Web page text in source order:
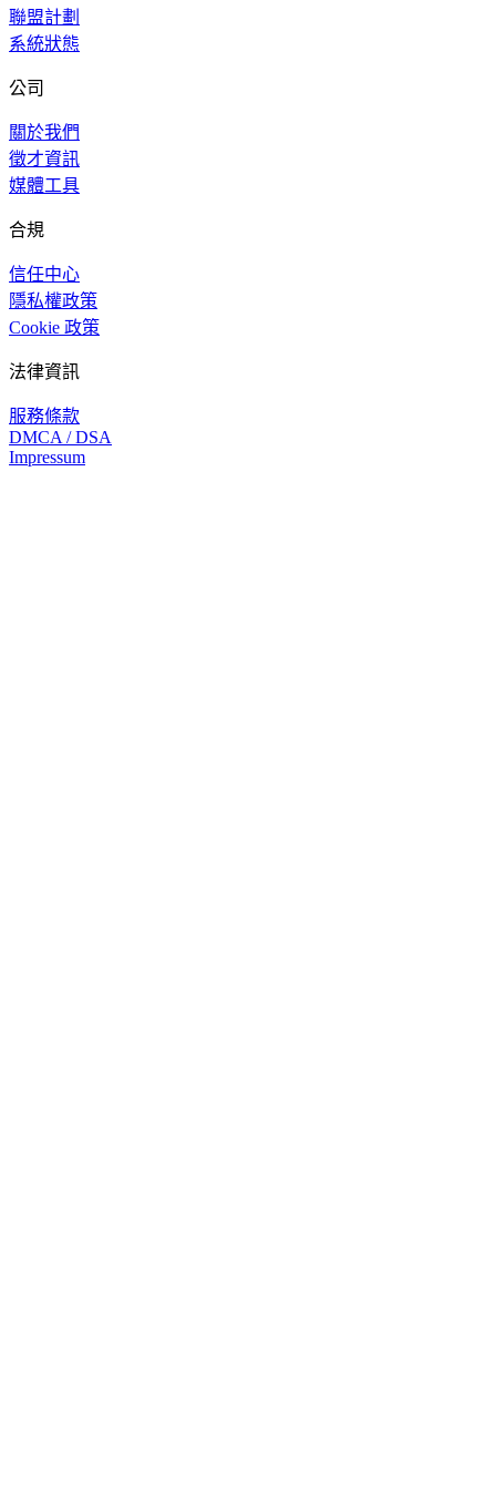
聯盟計劃
系統狀態
公司
關於我們
徵才資訊
媒體工具
合規
信任中心
隱私權政策
Cookie 政策
法律資訊
服務條款
DMCA / DSA
Impressum